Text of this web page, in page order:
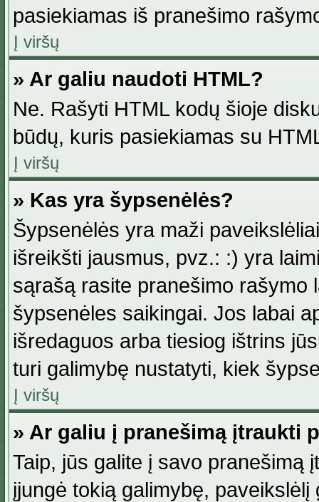
pasiekiamas iš pranešimo
Į viršų
» Ar galiu naudoti HTML?
Ne. Rašyti HTML kodų šioje
būdų, kuris pasiekiamas su
Į viršų
» Kas yra šypsenėlės?
Šypsenėlės yra maži
išreikšti jausmus, pvz.: :) yra
sąrašą rasite pranešimo rašymo
šypsenėles saikingai. Jos labai
išredaguos arba tiesiog ištrins
turi galimybę nustatyti, kiek
Į viršų
» Ar galiu į pranešimą įtraukti
Taip, jūs galite į savo pranešimą
įjungė tokią galimybę,